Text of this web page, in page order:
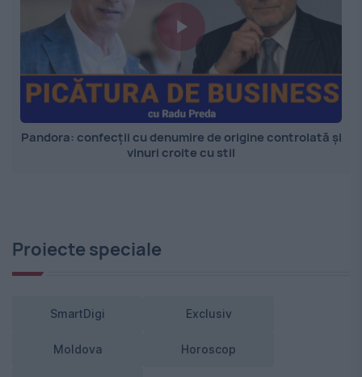
Pandora: confecții cu denumire de origine controlată și
vinuri croite cu stil
Proiecte speciale
SmartDigi Exclusiv
Moldova Horoscop